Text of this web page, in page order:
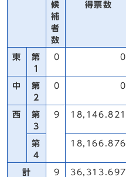
候
補
者
数
得票数
東
第
1
0 0
中
第
2
0 0
西
第
3
9 18,146.821
第
4
18,166.876
計 9 36,313.697